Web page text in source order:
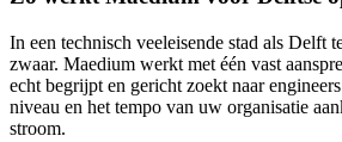
In een technisch veeleisende stad als Delft
zwaar. Maedium werkt met één vast
echt begrijpt en gericht zoekt naar
niveau en het tempo van uw organisatie
stroom.